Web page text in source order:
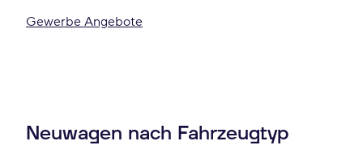
Gewerbe Angebote
Neuwagen nach Fahrzeugtyp